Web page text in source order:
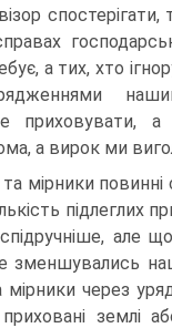
а тих, хто
приховувати,
а вирок ми
мірники повинні
підлеглих
але
зменшувались
мірники через
землі